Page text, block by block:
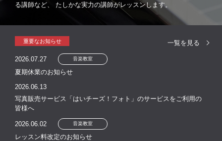
る講師など、
たしかな実力の講師がレッスンします。
重要なお知らせ
2026.07.27 音楽教室
夏期休業のお知らせ
2026.06.13
写真販売サービス「はいチーズ！フォト」のサービスをご利用の
皆様へ
2026.06.02 音楽教室
レッスン料改定のお知らせ
一覧を見る